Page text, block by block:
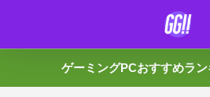
ゲーミングPCおすすめラ